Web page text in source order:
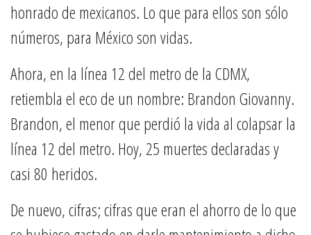
honrado de mexicanos. Lo que para ellos son sólo
números, para México son vidas.
Ahora, en la línea 12 del metro de la CDMX,
retiembla el eco de un nombre: Brandon Giovanny.
Brandon, el menor que perdió la vida al colapsar la
línea 12 del metro. Hoy, 25 muertes declaradas y
casi 80 heridos.
De nuevo, cifras; cifras que eran el ahorro de lo que